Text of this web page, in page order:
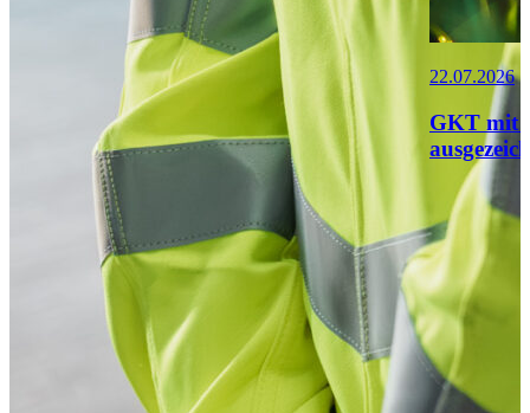
22.07.2026
GKT mit